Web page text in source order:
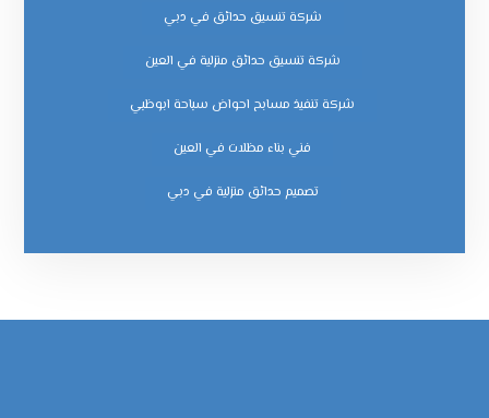
شركة تنسيق حدائق في دبي
شركة تنسيق حدائق منزلية في العين
شركة تنفيذ مسابح احواض سباحة ابوظبي
فني بناء مظلات في العين
‏تصميم حدائق منزلية في دبي